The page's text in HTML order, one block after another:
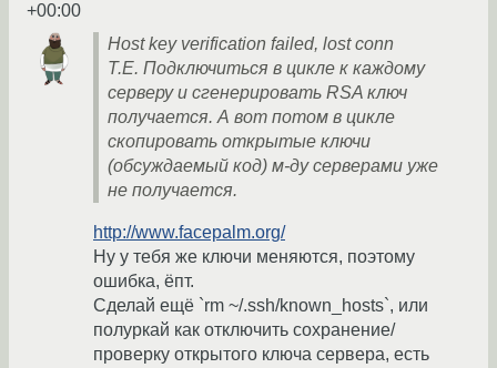
+00:00
Host key verification failed, lost conn
Т.Е. Подключиться в цикле к каждому
серверу и сгенерировать RSA ключ
получается. А вот потом в цикле
скопировать открытые ключи
(обсуждаемый код) м-ду серверами уже
не получается.
http://www.facepalm.org/
Ну у тебя же ключи меняются, поэтому
ошибка, ёпт.
Сделай ещё `rm ~/.ssh/known_hosts`, или
полуркай как отключить сохранение/
проверку открытого ключа сервера, есть